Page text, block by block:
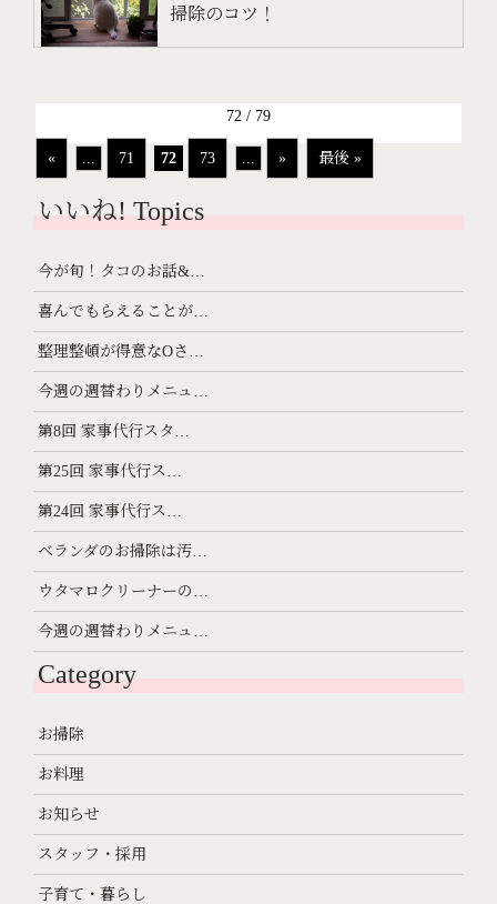
掃除のコツ！
72 / 79
« 71 72 73 » 最後 »
いいね! Topics
今が旬！タコのお話&…
喜んでもらえることが…
整理整頓が得意なOさ…
今週の週替わりメニュ…
第8回 家事代行スタ…
第25回 家事代行ス…
第24回 家事代行ス…
ベランダのお掃除は汚…
ウタマロクリーナーの…
今週の週替わりメニュ…
Category
お掃除
お料理
お知らせ
スタッフ・採用
子育て・暮らし